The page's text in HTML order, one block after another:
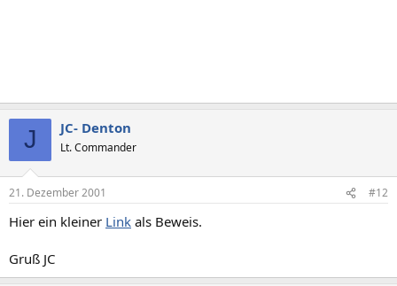
J JC- Denton
Lt. Commander
21. Dezember 2001 #12
Hier ein kleiner Link als Beweis.
Gruß JC